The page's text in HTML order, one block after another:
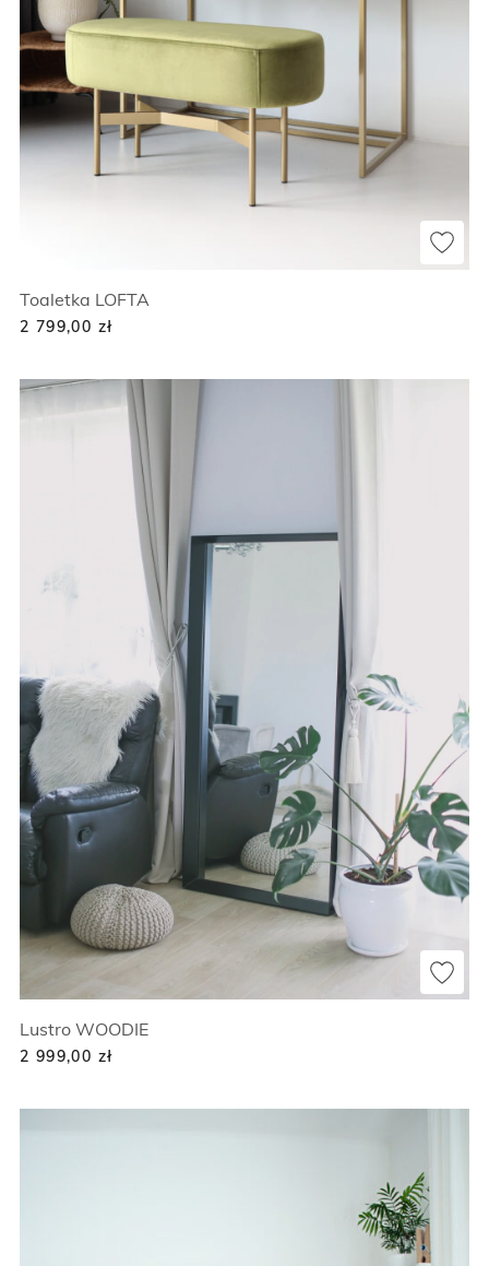
Toaletka LOFTA
2 799,00 zł
Lustro WOODIE
2 999,00 zł